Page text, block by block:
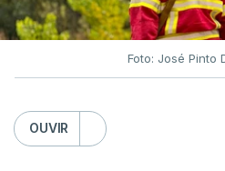
de estrangeiros,
irresponsabilidade".
Na sexta-feira, a
Tribunal Constitucional a
Foto: José Pinto
OUVIR